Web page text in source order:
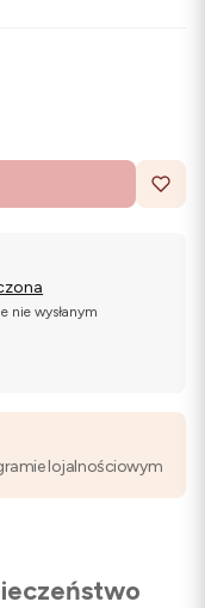
nie wysłanym
lojalnościowym